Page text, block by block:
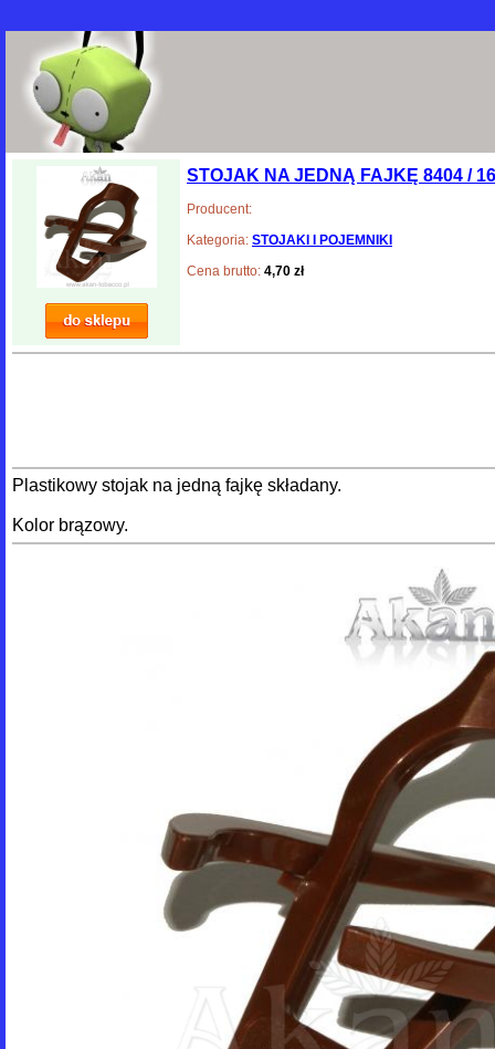
STOJAK NA JEDNĄ FAJKĘ 8404 /
Producent:
Kategoria: STOJAKI I POJEMNIKI
Cena brutto: 4,70 zł
Plastikowy stojak na jedną fajkę składany.
Kolor brązowy.